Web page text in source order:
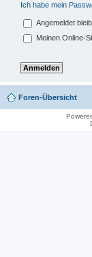
Ich habe mein
Angemeldet
Meinen Online-
Foren-Übersicht